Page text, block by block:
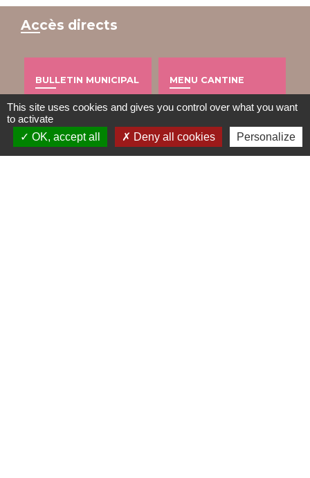
Accès directs
BULLETIN MUNICIPAL
import_contacts
MENU CANTINE
local_dining
This site uses cookies and gives you control over what you want
to activate
OK, accept all
Deny all cookies Personalize